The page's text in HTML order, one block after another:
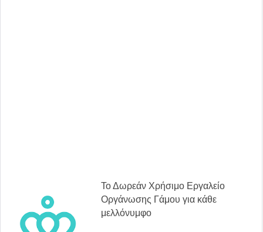
Το Δωρεάν Χρήσιμο Εργαλείο
Οργάνωσης Γάμου για κάθε
μελλόνυμφο